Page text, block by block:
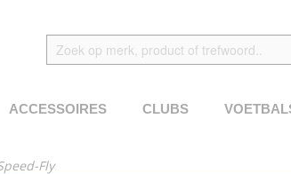
ACCESSOIRES CLUBS
Fly